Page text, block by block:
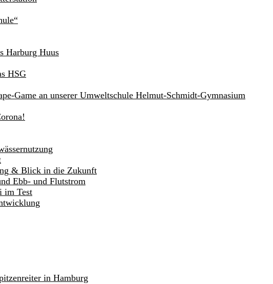
Harburg Huus
HSG
Game an unserer Umweltschule Helmut-Schmidt-Gymnasium
& Blick in die Zukunft
Ebb- und Flutstrom
im Test
in Hamburg